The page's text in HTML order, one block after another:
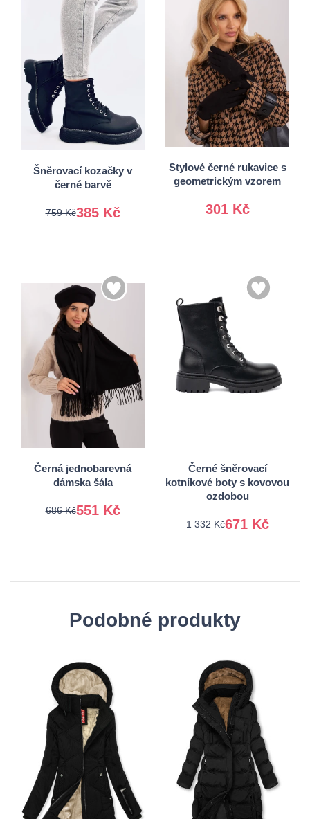
Šněrovací kozačky v
černé barvě
385 Kč
759 Kč
36 37
38 39
Stylové černé rukavice s
geometrickým vzorem
301 Kč
S/M
L/XL
Černá jednobarevná
dámska šála
551 Kč
686 Kč
Univerzální
Černé šněrovací
kotníkové boty s kovovou
ozdobou
671 Kč
1 332 Kč
Podobné produkty